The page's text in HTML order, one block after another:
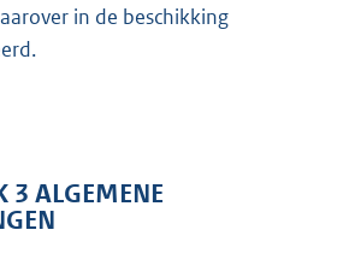
in de beschikking
3 ALGEMENE